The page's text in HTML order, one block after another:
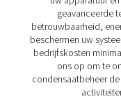
De OWS
efficiënt